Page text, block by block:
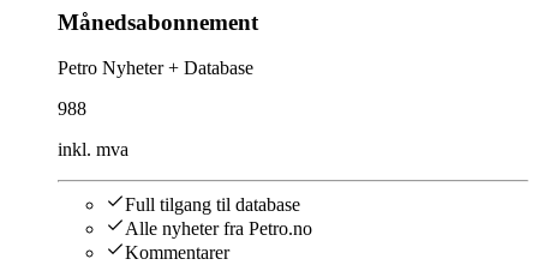
Månedsabonnement
Petro Nyheter + Database
988
inkl. mva
Full tilgang til database
Alle nyheter fra Petro.no
Kommentarer